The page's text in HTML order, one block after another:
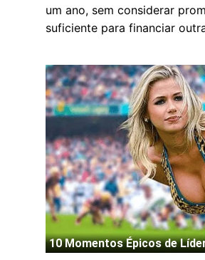
um ano, sem considerar
suficiente para financiar